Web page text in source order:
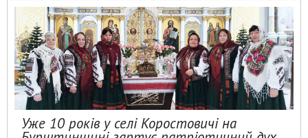
Уже 10 років у селі Коростовичі на